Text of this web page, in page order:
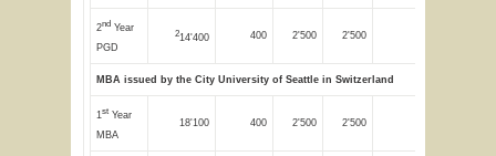
2ndYear
PGD
214'400 400 2'500 2'500
MBA issued by the City University of Seattle in Switzerland
1stYear
MBA
18'100 400 2'500 2'500